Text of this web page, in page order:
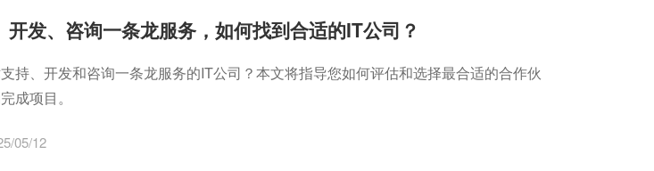
开发、咨询一条龙服务，如何找到合适的IT公司？
持、开发和咨询一条龙服务的IT公司？本文将指导您如何评估和选择最合适的合作伙
成项目。
05/12